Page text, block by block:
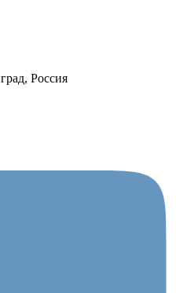
Россия